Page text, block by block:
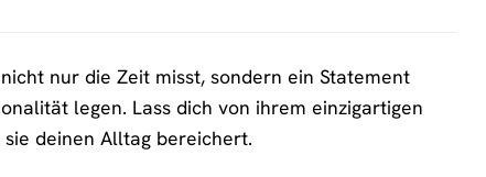
nur die Zeit misst, sondern ein Statement
legen. Lass dich von ihrem einzigartigen
deinen Alltag bereichert.